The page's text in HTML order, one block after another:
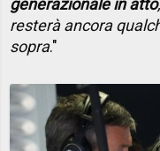
resterà ancora
sopra."